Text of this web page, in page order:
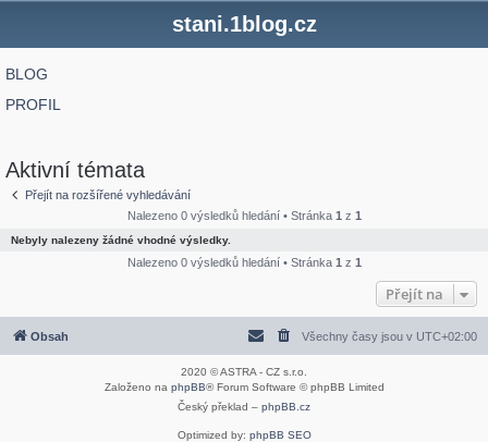
stani.1blog.cz
BLOG
PROFIL
Aktivní témata
Přejít na rozšířené vyhledávání
Nalezeno 0 výsledků hledání • Stránka 1 z 1
Nebyly nalezeny žádné vhodné výsledky.
Nalezeno 0 výsledků hledání • Stránka 1 z 1
Přejít na
Obsah Všechny časy jsou v UTC+02:00
2020 © ASTRA - CZ s.r.o.
Založeno na phpBB® Forum Software © phpBB Limited
Český překlad – phpBB.cz
Optimized by: phpBB SEO